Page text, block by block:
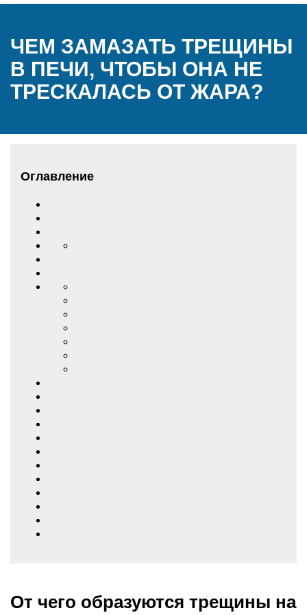
ЧЕМ ЗАМАЗАТЬ ТРЕЩИНЫ
В ПЕЧИ, ЧТОБЫ ОНА НЕ
ТРЕСКАЛАСЬ ОТ ЖАРА?
Оглавление
От чего образуются трещины на